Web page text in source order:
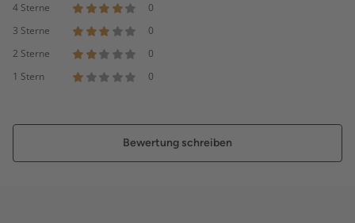
4 Sterne
0
3 Sterne
0
2 Sterne
0
1 Stern
0
Bewertung schreiben